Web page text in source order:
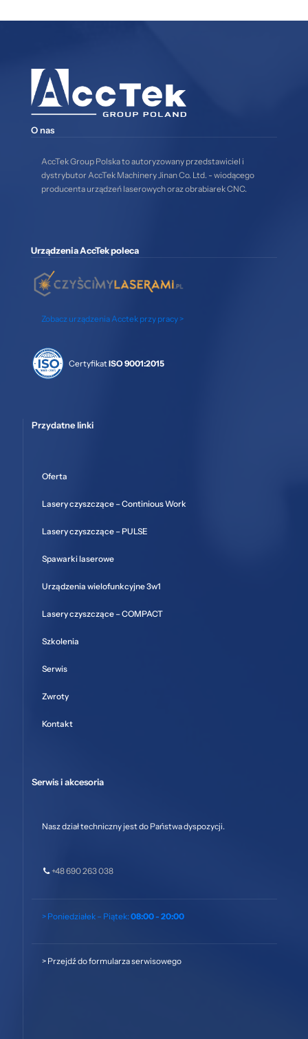
O nas
AccTek Group Polska to autoryzowany przedstawiciel i
dystrybutor AccTek Machinery Jinan Co. Ltd. - wiodącego
producenta urządzeń laserowych oraz obrabiarek CNC.
Urządzenia AccTek poleca
Zobacz urządzenia Acctek przy pracy >
CertyfikatISO 9001:2015
Przydatne linki
Oferta
Lasery czyszczące – Continious Work
Lasery czyszczące – PULSE
Spawarki laserowe
Urządzenia wielofunkcyjne 3w1
Lasery czyszczące – COMPACT
Szkolenia
Serwis
Zwroty
Kontakt
Serwis i akcesoria
Nasz dział techniczny jest do Państwa dyspozycji.
+48 690 263 038
> Poniedziałek – Piątek: 08:00 - 20:00
> Przejdź do formularza serwisowego